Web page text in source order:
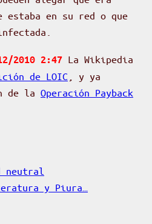
en su red o que
2010 2:47 La Wikipedia
de LOIC , y ya
de la Operación Payback
neutral
y Piura…